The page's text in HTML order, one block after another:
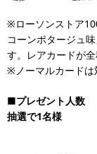
※ローソンストア
コーンポタージュ
す。レアカードが
※ノーマルカードは
■プレゼント人数
抽選で1名様